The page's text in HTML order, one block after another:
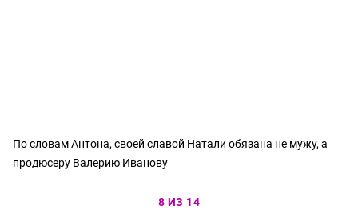
По словам Антона, своей славой Натали обязана не мужу, а
продюсеру Валерию Иванову
8 ИЗ 14